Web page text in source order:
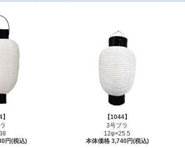
円(税込)
【1044】
3号ブラ
12φ×25.5
本体価格 3,740円(税込)